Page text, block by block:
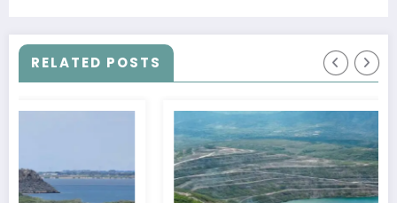
RELATED POSTS